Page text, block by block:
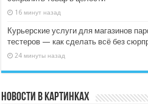
16 минут назад
Курьерские услуги для магазинов
тестеров — как сделать всё без
24 минуты назад
Новости в картинках